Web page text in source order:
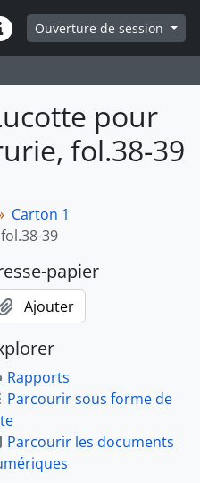
page
rapides
Ouverture de session
pour
fol.38-39
Carton 1
39
papier
Ajouter
Rapports
Parcourir sous forme de
Parcourir les documents